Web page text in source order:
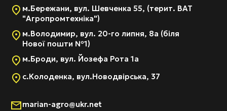
м.Бережани, вул. Шевченка 55, (терит. ВАТ
"Агропромтехніка")
м.Володимир, вул. 20-го липня, 8а (біля
Нової пошти №1)
м.Броди, вул. Йозефа Рота 1а
с.Колоденка, вул.Новодвірська, 37
marian-agro@ukr.net